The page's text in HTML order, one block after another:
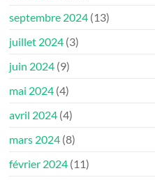
septembre 2024 (13)
juillet 2024 (3)
juin 2024 (9)
mai 2024 (4)
avril 2024 (4)
mars 2024 (8)
février 2024 (11)